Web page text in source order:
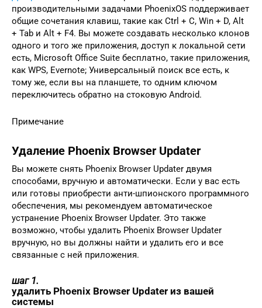
производительными задачами PhoenixOS поддерживает
общие сочетания клавиш, такие как Ctrl + C, Win + D, Alt
+ Tab и Alt + F4. Вы можете создавать несколько клонов
одного и того же приложения, доступ к локальной сети
есть, Microsoft Office Suite бесплатно, такие приложения,
как WPS, Evernote; Универсальный поиск все есть, к
тому же, если вы на планшете, то одним ключом
переключитесь обратно на стоковую Android.
Примечание
Удаление Phoenix Browser Updater
Вы можете снять Phoenix Browser Updater двумя
способами, вручную и автоматически. Если у вас есть
или готовы приобрести анти-шпионского программного
обеспечения, мы рекомендуем автоматическое
устранение Phoenix Browser Updater. Это также
возможно, чтобы удалить Phoenix Browser Updater
вручную, но вы должны найти и удалить его и все
связанные с ней приложения.
шаг 1.
удалить Phoenix Browser Updater из вашей
системы